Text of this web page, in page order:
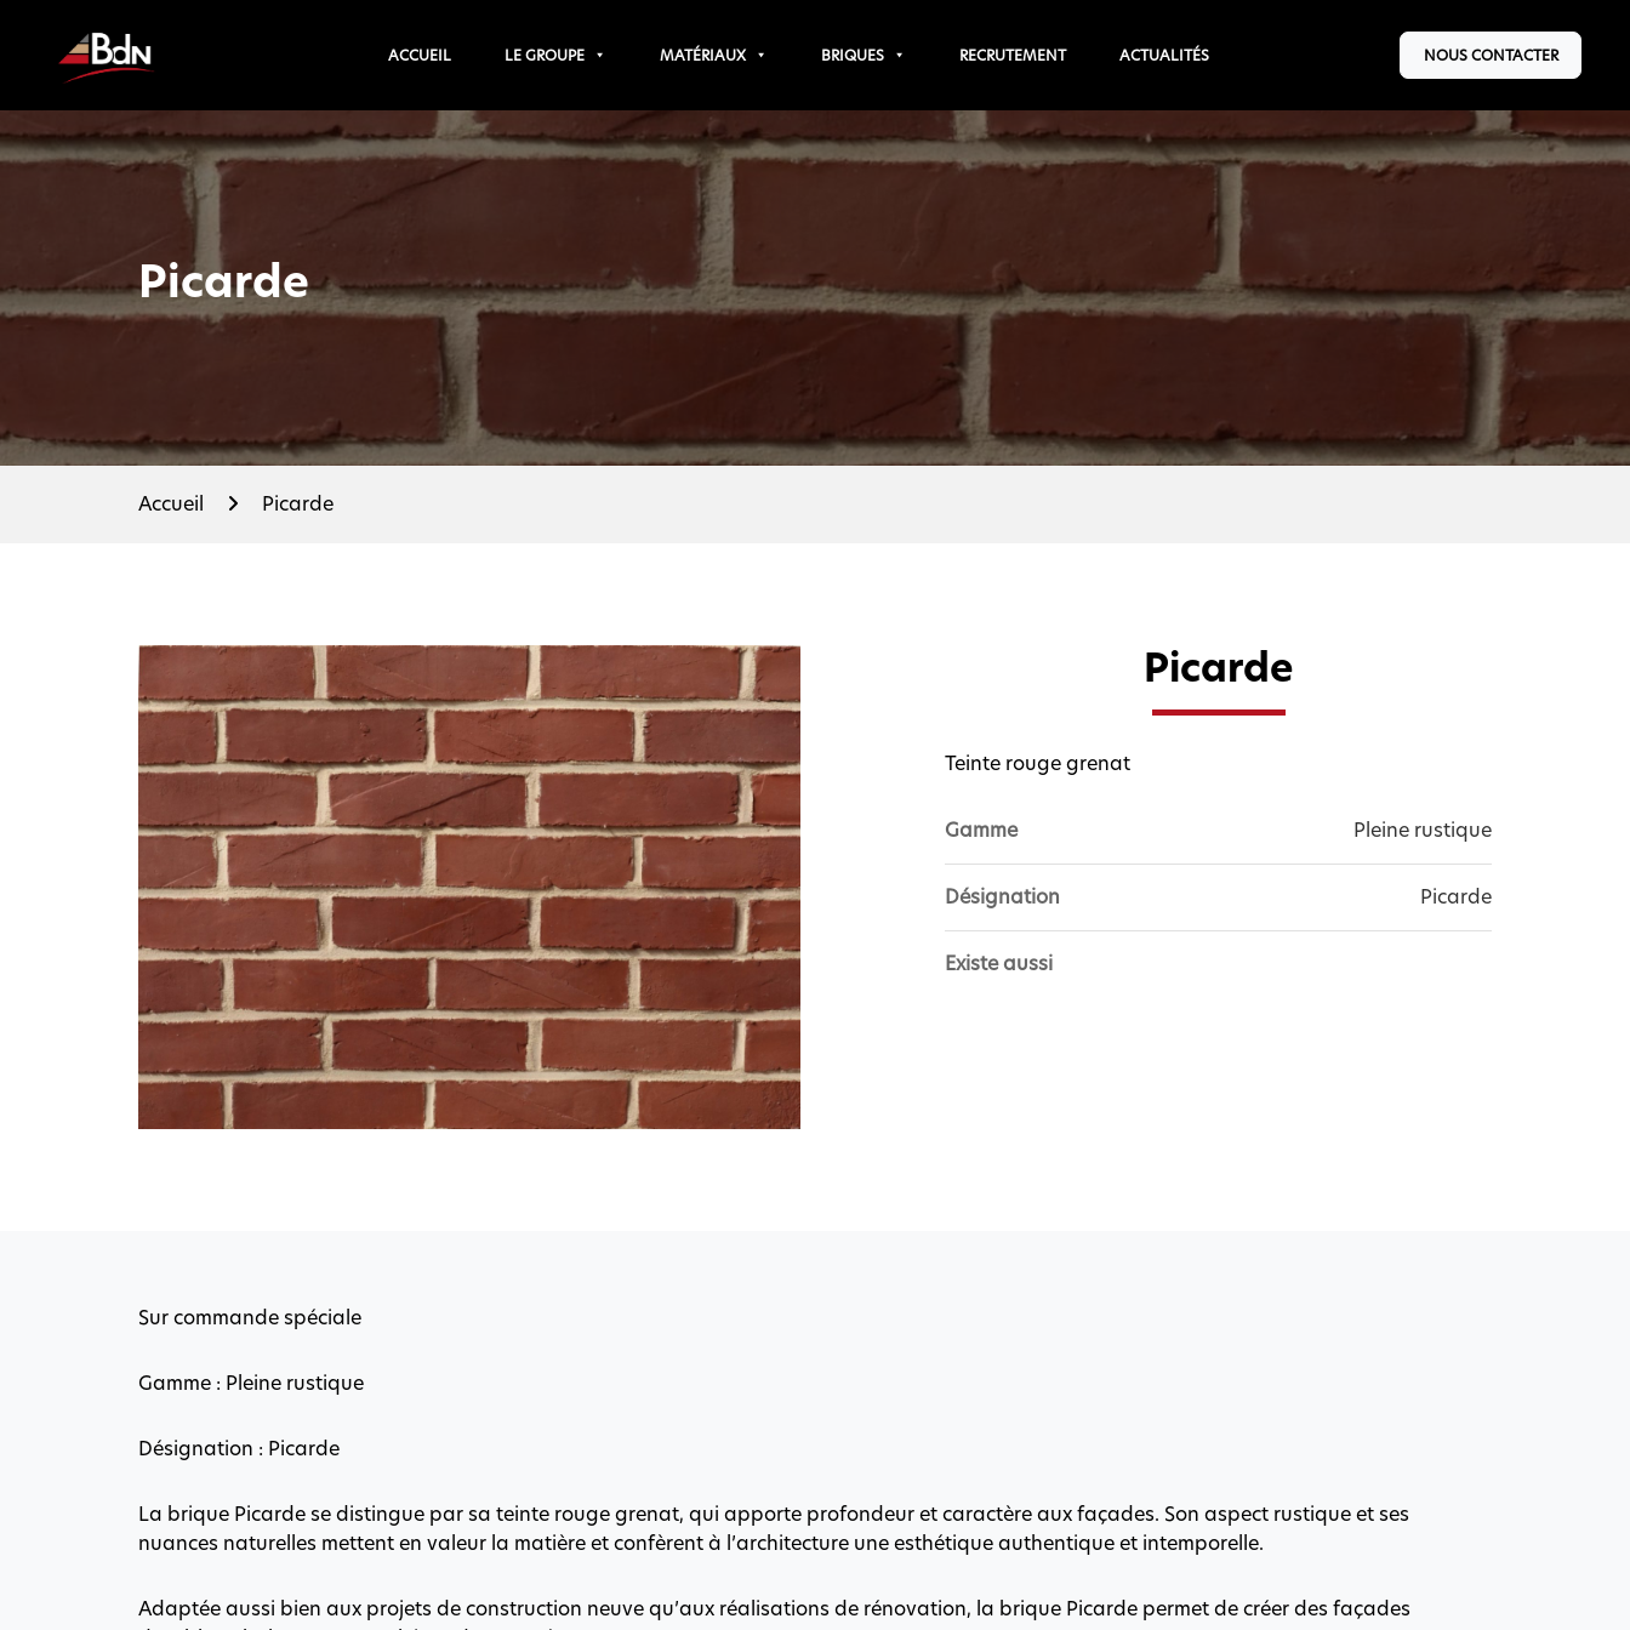
ACCUEIL LE GROUPE MATÉRIAUX BRIQUES RECRUTEMENT ACTUALITÉS NOUS CONTACTER
Picarde
Accueil Picarde
Picarde
Teinte rouge grenat
Gamme Pleine rustique
Désignation Picarde
Existe aussi
Sur commande spéciale
Gamme : Pleine rustique
Désignation : Picarde
La brique Picarde se distingue par sa teinte rouge grenat, qui apporte profondeur et caractère aux façades. Son aspect rustique et ses
nuances naturelles mettent en valeur la matière et confèrent à l’architecture une esthétique authentique et intemporelle.
Adaptée aussi bien aux projets de construction neuve qu’aux réalisations de rénovation, la brique Picarde permet de créer des façades